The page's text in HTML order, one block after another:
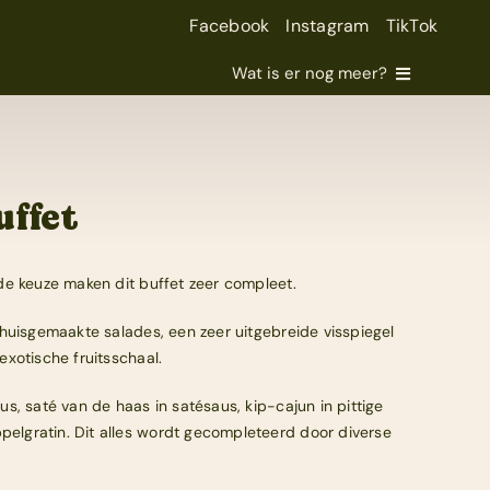
Facebook Instagram TikTok
Wat is er nog meer?
keuze maken dit buffet zeer compleet.
salades, een zeer uitgebreide visspiegel
fruitsschaal.
saté van de haas in satésaus, kip-cajun in pittige
Dit alles wordt gecompleteerd door diverse